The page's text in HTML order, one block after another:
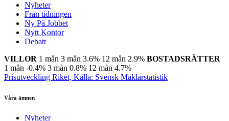
Nyheter
Från tidningen
Ny På Jobbet
Nytt Kontor
Debatt
VILLOR 1 mån 3 mån 3.6% 12 mån 2.9% BOSTADSRÄTTER
1 mån -0.4% 3 mån 0.8% 12 mån 4.7%
Prisutveckling Riket, Källa: Svensk Mäklarstatistik
Våra ämnen
Nyheter